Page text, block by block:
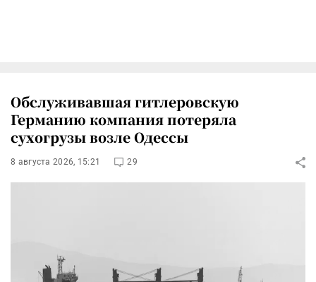
Обслуживавшая гитлеровскую
Германию компания потеряла
сухогрузы возле Одессы
8 августа 2026, 15:21 29